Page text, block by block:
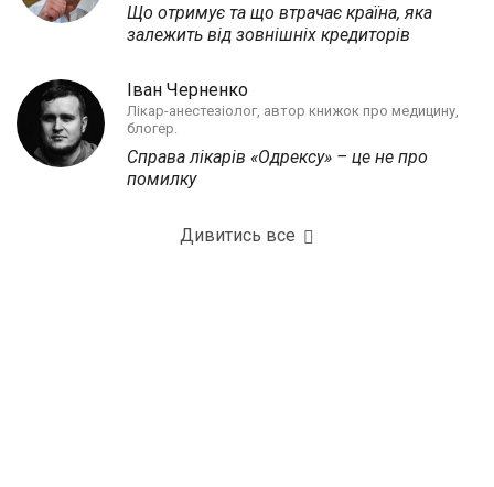
Що отримує та що втрачає країна, яка
залежить від зовнішніх кредиторів
Іван Черненко
Лікар-анестезіолог, автор книжок про медицину,
блогер.
Справа лікарів «Одрексу» – це не про
помилку
Дивитись все